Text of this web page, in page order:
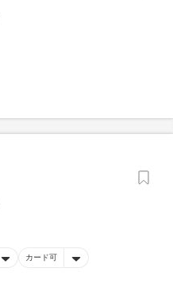
カード可